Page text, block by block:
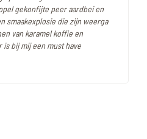
gekonfijte peer aardbei en
smaakexplosie die zijn weerga
van karamel koffie en
is bij mij een must have